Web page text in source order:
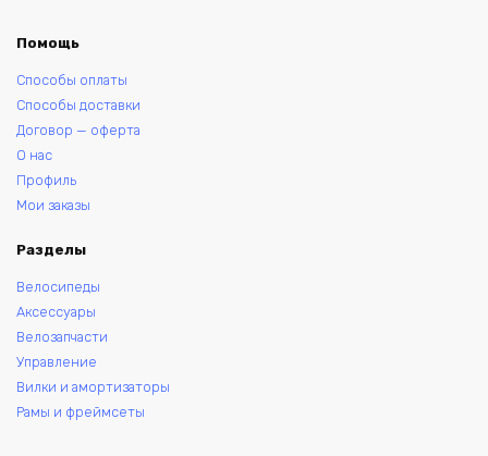
Помощь
Способы оплаты
Способы доставки
Договор — оферта
О нас
Профиль
Мои заказы
Разделы
Велосипеды
Аксессуары
Велозапчасти
Управление
Вилки и амортизаторы
Рамы и фреймсеты